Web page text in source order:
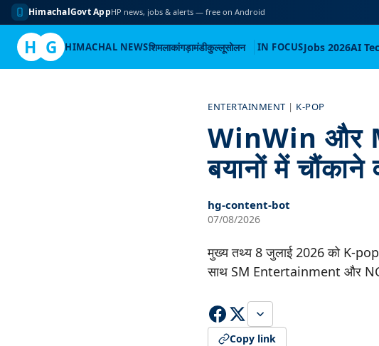
HimachalGovt AppHP news, jobs & alerts — free on Android
H G HIMACHAL NEWSशिमलाकांगड़ामंडीकुल्लूसोलन IN FOCUSJobs 2026AI
ENTERTAINMENT | K-POP
WinWin और
बयानों में चौंकाने
hg-content-bot
07/08/2026
मुख्य तथ्य 8 जुलाई 2026 को K-
साथ SM Entertainment और
Copy link